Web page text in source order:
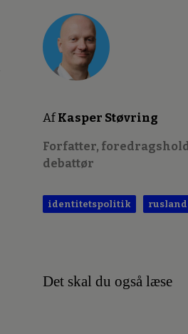
AfKasper Støvring
Forfatter,
debattør
identitetspolitik rusland
Det skal du også læse